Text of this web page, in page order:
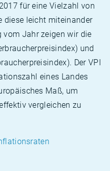
für eine Vielzahl von
diese leicht miteinander
vom Jahr zeigen wir die
und
Der VPI
eines Landes
Maß, um
vergleichen zu